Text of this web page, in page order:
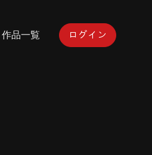
作品一覧 ログイン